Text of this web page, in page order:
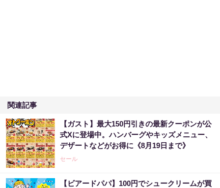
関連記事
【ガスト】最大150円引きの最新クーポンが公
式Xに登場中。ハンバーグやキッズメニュー、
デザートなどがお得に《8月19日まで》
セール
【ビアードパパ】100円でシュークリームが買